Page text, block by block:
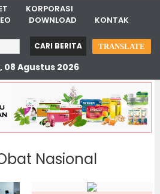
KORPORASI
DOWNLOAD KONTAK
TRANSLATE
08 Agustus 2026
Nasional